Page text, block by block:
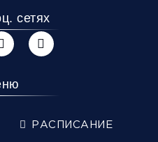
сетях
РАСПИСАНИЕ